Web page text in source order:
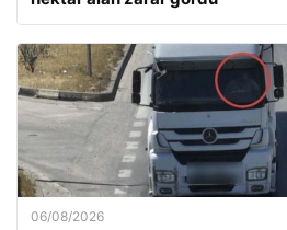
06/08/2026